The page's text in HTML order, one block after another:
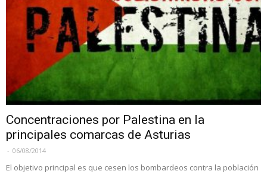
Concentraciones por Palestina en la
principales comarcas de Asturias
- 06/08/2014
El objetivo principal es que cesen los bombardeos contra la población